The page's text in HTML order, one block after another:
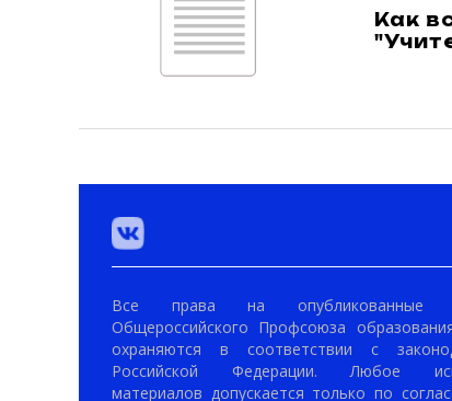
Как
Все права на опубликованные
Общероссийского Профсоюза
охраняются в соответствии с
Российской Федерации. Любое
материалов допускается только по